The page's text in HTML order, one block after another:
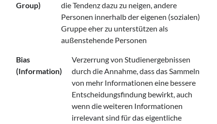
Group)
die Tendenz dazu zu neigen, andere
Personen innerhalb der eigenen (sozialen)
Gruppe eher zu unterstützen als
außenstehende Personen
Bias
(Information)
Verzerrung von Studienergebnissen
durch die Annahme, dass das Sammeln
von mehr Informationen eine bessere
Entscheidungsfindung bewirkt, auch
wenn die weiteren Informationen
irrelevant sind für das eigentliche